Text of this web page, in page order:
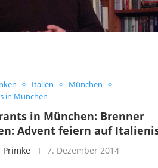
Italien
München
in München
in München: Brenner
Advent feiern auf
Primke 7. Dezember 2014